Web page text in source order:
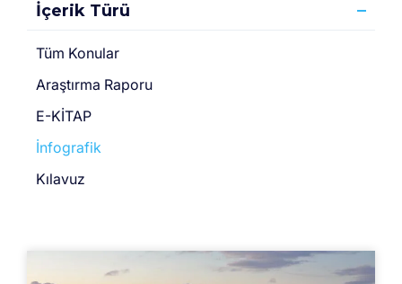
İçerik Türü
Tüm Konular
Araştırma Raporu
E-KİTAP
İnfografik
Kılavuz